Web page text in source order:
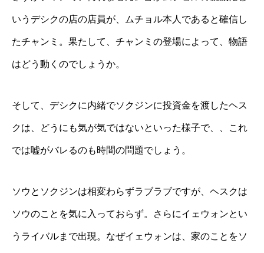
いうデシクの店の店員が、ムチョル本人であると確信し
たチャンミ。果たして、チャンミの登場によって、物語
はどう動くのでしょうか。
そして、デシクに内緒でソクジンに投資金を渡したヘス
クは、どうにも気が気ではないといった様子で、、これ
では嘘がバレるのも時間の問題でしょう。
ソウとソクジンは相変わらずラブラブですが、ヘスクは
ソウのことを気に入っておらず。さらにイェウォンとい
うライバルまで出現。なぜイェウォンは、家のことをソ